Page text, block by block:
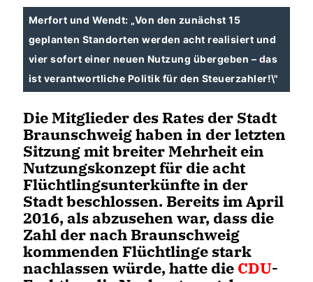
Merfort und Wendt: „Von den zunächst 15
geplanten Standorten werden acht realisiert und
vier sofort einer neuen Nutzung übergeben – das
ist verantwortliche Politik für den Steuerzahler!\"
Die Mitglieder des Rates der Stadt
Braunschweig haben in der letzten
Sitzung mit breiter Mehrheit ein
Nutzungskonzept für die acht
Flüchtlingsunterkünfte in der
Stadt beschlossen. Bereits im April
2016, als abzusehen war, dass die
Zahl der nach Braunschweig
kommenden Flüchtlinge stark
nachlassen würde, hatte die CDU-